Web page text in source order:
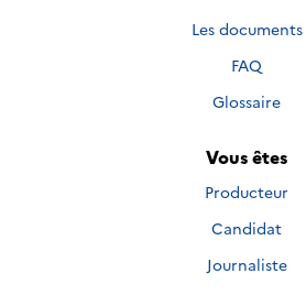
Les documents
FAQ
Glossaire
Vous êtes
Producteur
Candidat
Journaliste